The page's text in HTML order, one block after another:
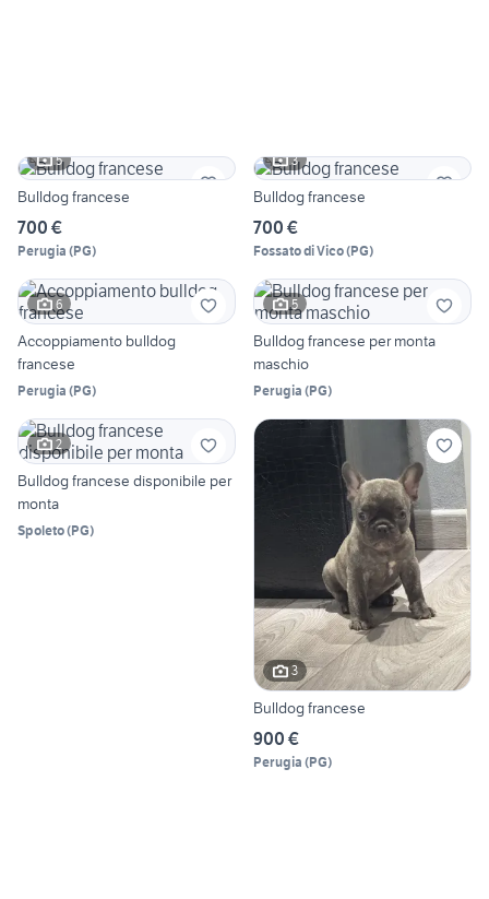
5
Bulldog francese
700 €
Perugia (PG)
3
Bulldog francese
700 €
Fossato di Vico(PG)
6
Accoppiamento bulldog
francese
Perugia (PG)
5
Bulldog francese per monta
maschio
Perugia (PG)
2
Bulldog francese disponibile per
monta
Spoleto(PG)
3
Bulldog francese
900 €
Perugia (PG)